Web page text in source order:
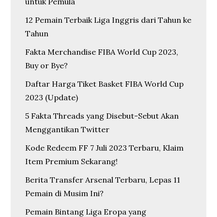
12 Pemain Terbaik Liga Inggris dari Tahun ke
Tahun
Fakta Merchandise FIBA World Cup 2023,
Buy or Bye?
Daftar Harga Tiket Basket FIBA World Cup
2023 (Update)
5 Fakta Threads yang Disebut-Sebut Akan
Menggantikan Twitter
Kode Redeem FF 7 Juli 2023 Terbaru, Klaim
Item Premium Sekarang!
Berita Transfer Arsenal Terbaru, Lepas 11
Pemain di Musim Ini?
Pemain Bintang Liga Eropa yang